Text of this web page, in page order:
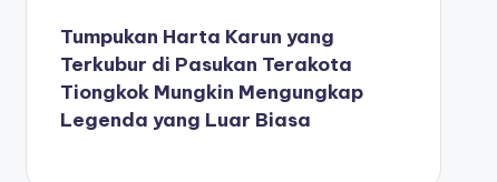
Tumpukan Harta Karun yang
Terkubur di Pasukan Terakota
Tiongkok Mungkin Mengungkap
Legenda yang Luar Biasa